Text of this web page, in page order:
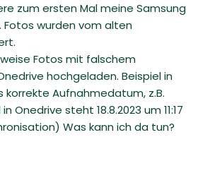
zum ersten Mal meine Samsung
Fotos wurden vom alten
Fotos mit falschem
hochgeladen. Beispiel in
Aufnahmedatum, z.B.
in Onedrive steht 18.8.2023 um 11:17
Was kann ich da tun?